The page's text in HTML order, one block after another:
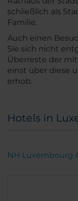
schließlich als
Familie.
Auch einen
Sie sich nicht
Überreste der
einst über diese
erhob.
Hotels in
NH Luxembourg